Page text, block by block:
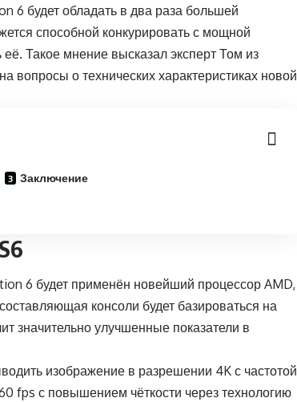
6 будет обладать в два раза большей
способной конкурировать с мощной
Такое мнение высказал эксперт Том из
вопросы о технических характеристиках новой
Заключение
6 будет применён новейший процессор AMD,
консоли будет базироваться на
значительно улучшенные показатели в
изображение в разрешении 4K с частотой
fps с повышением чёткости через технологию